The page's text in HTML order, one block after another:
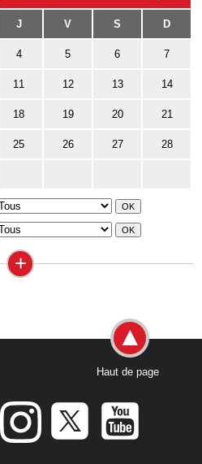
J V S D
4 5 6 7
11 12 13 14
18 19 20 21
25 26 27 28
+
Haut de page